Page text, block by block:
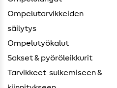
Ompelutarvikkeiden ​
säilytys
Ompelutyökalut
Sakset & pyöröleikkurit
Tarvikkeet ​ sulkemiseen &